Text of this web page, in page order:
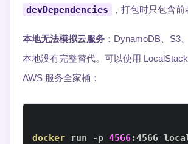
devDependencies ，打包时只包含前
本地无法模拟云服务 ：DynamoDB、S3
本地没有完整替代。可以使用
AWS 服务全家桶：
docker run -p 4566:4566